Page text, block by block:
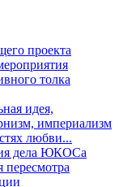
проекта
толка
идея,
империализм
любви...
дела ЮКОСа
пересмотра